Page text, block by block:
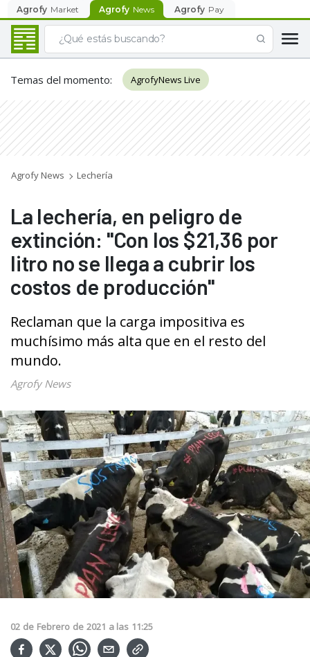
Agrofy Market Agrofy News Agrofy Pay
Temas del momento: AgrofyNews Live
Agrofy News Lechería
La lechería, en peligro de
extinción: "Con los $21,36 por
litro no se llega a cubrir los
costos de producción"
Reclaman que la carga impositiva es
muchísimo más alta que en el resto del
mundo.
Agrofy News
02 de Febrero de 2021 a las 11:25